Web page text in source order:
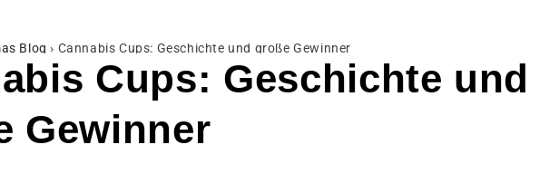
Blog › Cannabis Cups: Geschichte und große Gewinner
Cups: Geschichte und
Gewinner